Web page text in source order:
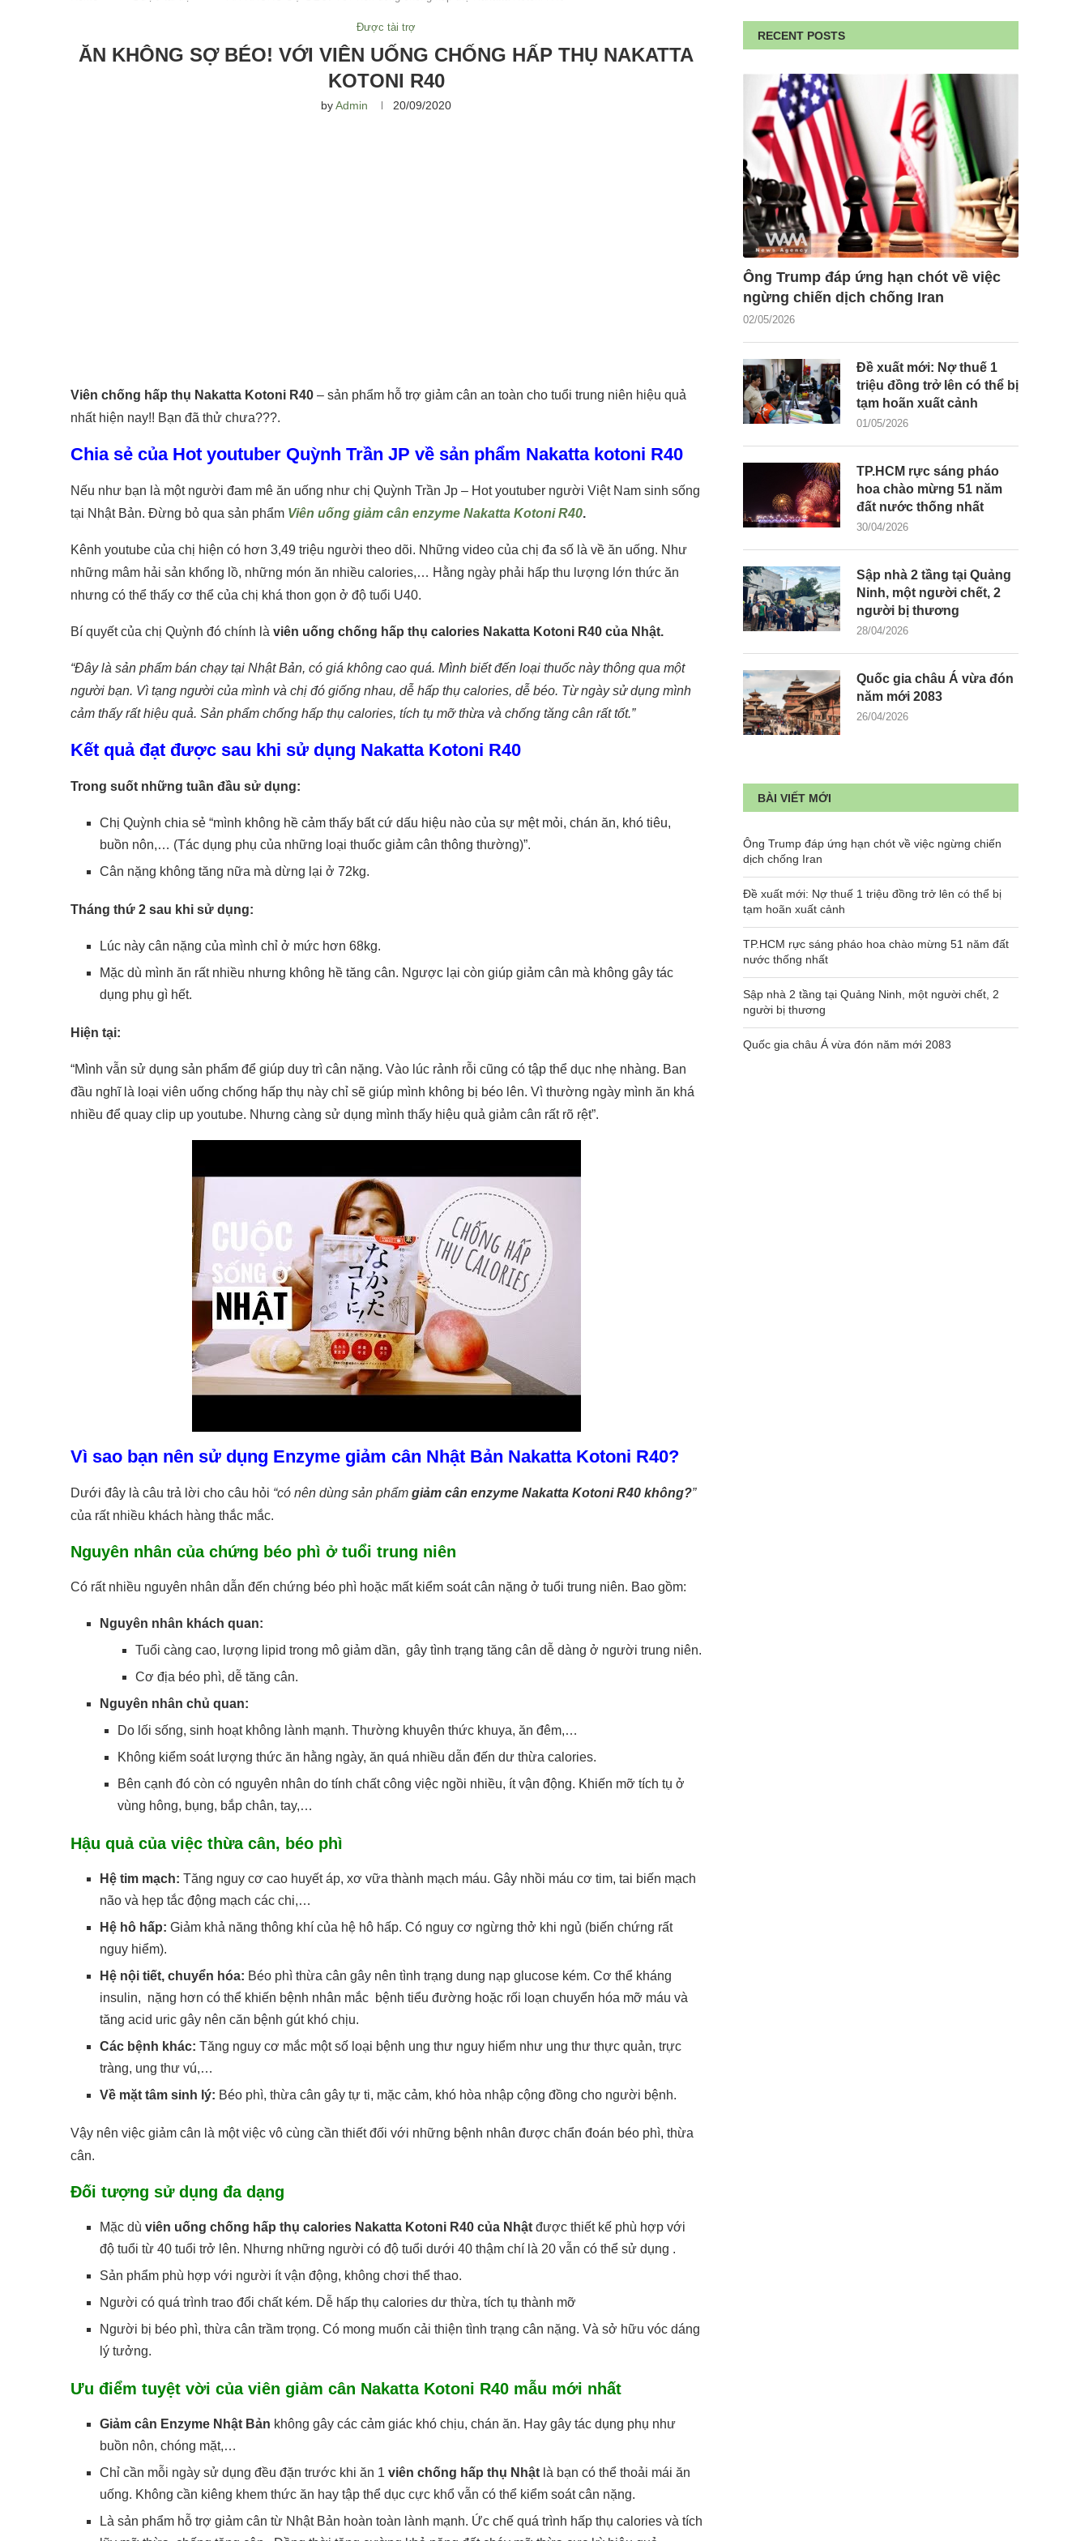
Được tài trợ
ĂN KHÔNG SỢ BÉO! VỚI VIÊN UỐNG CHỐNG HẤP THỤ NAKATTA
KOTONI R40
byAdmin 20/09/2020
Viên chống hấp thụ Nakatta Kotoni R40 – sản phẩm hỗ trợ giảm cân an toàn cho tuổi trung niên hiệu quả
nhất hiện nay!! Bạn đã thử chưa???.
Chia sẻ của Hot youtuber Quỳnh Trần JP về sản phẩm Nakatta kotoni R40
Nếu như bạn là một người đam mê ăn uống như chị Quỳnh Trần Jp – Hot youtuber người Việt Nam sinh sống
tại Nhật Bản. Đừng bỏ qua sản phẩm Viên uống giảm cân enzyme Nakatta Kotoni R40.
Kênh youtube của chị hiện có hơn 3,49 triệu người theo dõi. Những video của chị đa số là về ăn uống. Như
những mâm hải sản khổng lồ, những món ăn nhiều calories,… Hằng ngày phải hấp thu lượng lớn thức ăn
nhưng có thể thấy cơ thể của chị khá thon gọn ở độ tuổi U40.
Bí quyết của chị Quỳnh đó chính là viên uống chống hấp thụ calories Nakatta Kotoni R40 của Nhật.
“Đây là sản phẩm bán chạy tại Nhật Bản, có giá không cao quá. Mình biết đến loại thuốc này thông qua một
người bạn. Vì tạng người của mình và chị đó giống nhau, dễ hấp thụ calories, dễ béo. Từ ngày sử dụng mình
cảm thấy rất hiệu quả. Sản phẩm chống hấp thụ calories, tích tụ mỡ thừa và chống tăng cân rất tốt.”
Kết quả đạt được sau khi sử dụng Nakatta Kotoni R40
Trong suốt những tuần đầu sử dụng:
Chị Quỳnh chia sẻ “mình không hề cảm thấy bất cứ dấu hiệu nào của sự mệt mỏi, chán ăn, khó tiêu,
buồn nôn,… (Tác dụng phụ của những loại thuốc giảm cân thông thường)”.
Cân nặng không tăng nữa mà dừng lại ở 72kg.
Tháng thứ 2 sau khi sử dụng:
Lúc này cân nặng của mình chỉ ở mức hơn 68kg.
Mặc dù mình ăn rất nhiều nhưng không hề tăng cân. Ngược lại còn giúp giảm cân mà không gây tác
dụng phụ gì hết.
Hiện tại:
“Mình vẫn sử dụng sản phẩm để giúp duy trì cân nặng. Vào lúc rảnh rỗi cũng có tập thể dục nhẹ nhàng. Ban
đầu nghĩ là loại viên uống chống hấp thụ này chỉ sẽ giúp mình không bị béo lên. Vì thường ngày mình ăn khá
nhiều để quay clip up youtube. Nhưng càng sử dụng mình thấy hiệu quả giảm cân rất rõ rệt”.
Vì sao bạn nên sử dụng Enzyme giảm cân Nhật Bản Nakatta Kotoni R40?
Dưới đây là câu trả lời cho câu hỏi “có nên dùng sản phẩm giảm cân enzyme Nakatta Kotoni R40 không?”
của rất nhiều khách hàng thắc mắc.
Nguyên nhân của chứng béo phì ở tuổi trung niên
Có rất nhiều nguyên nhân dẫn đến chứng béo phì hoặc mất kiểm soát cân nặng ở tuổi trung niên. Bao gồm:
Nguyên nhân khách quan:
Tuổi càng cao, lượng lipid trong mô giảm dần, gây tình trạng tăng cân dễ dàng ở người trung niên.
Cơ địa béo phì, dễ tăng cân.
Nguyên nhân chủ quan:
Do lối sống, sinh hoạt không lành mạnh. Thường khuyên thức khuya, ăn đêm,…
Không kiểm soát lượng thức ăn hằng ngày, ăn quá nhiều dẫn đến dư thừa calories.
Bên cạnh đó còn có nguyên nhân do tính chất công việc ngồi nhiều, ít vận động. Khiến mỡ tích tụ ở
vùng hông, bụng, bắp chân, tay,…
Hậu quả của việc thừa cân, béo phì
Hệ tim mạch: Tăng nguy cơ cao huyết áp, xơ vữa thành mạch máu. Gây nhồi máu cơ tim, tai biến mạch
não và hẹp tắc động mạch các chi,…
Hệ hô hấp: Giảm khả năng thông khí của hệ hô hấp. Có nguy cơ ngừng thở khi ngủ (biến chứng rất
nguy hiểm).
Hệ nội tiết, chuyển hóa: Béo phì thừa cân gây nên tình trạng dung nạp glucose kém. Cơ thể kháng
insulin, nặng hơn có thể khiến bệnh nhân mắc bệnh tiểu đường hoặc rối loạn chuyển hóa mỡ máu và
tăng acid uric gây nên căn bệnh gút khó chịu.
Các bệnh khác: Tăng nguy cơ mắc một số loại bệnh ung thư nguy hiểm như ung thư thực quản, trực
tràng, ung thư vú,…
Về mặt tâm sinh lý: Béo phì, thừa cân gây tự ti, mặc cảm, khó hòa nhập cộng đồng cho người bệnh.
Vậy nên việc giảm cân là một việc vô cùng cần thiết đối với những bệnh nhân được chẩn đoán béo phì, thừa
cân.
Đối tượng sử dụng đa dạng
Mặc dù viên uống chống hấp thụ calories Nakatta Kotoni R40 của Nhật được thiết kế phù hợp với
độ tuổi từ 40 tuổi trở lên. Nhưng những người có độ tuổi dưới 40 thậm chí là 20 vẫn có thể sử dụng .
Sản phẩm phù hợp với người ít vận động, không chơi thể thao.
Người có quá trình trao đổi chất kém. Dễ hấp thụ calories dư thừa, tích tụ thành mỡ
Người bị béo phì, thừa cân trầm trọng. Có mong muốn cải thiện tình trạng cân nặng. Và sở hữu vóc dáng
lý tưởng.
Ưu điểm tuyệt vời của viên giảm cân Nakatta Kotoni R40 mẫu mới nhất
Giảm cân Enzyme Nhật Bản không gây các cảm giác khó chịu, chán ăn. Hay gây tác dụng phụ như
buồn nôn, chóng mặt,…
Chỉ cần mỗi ngày sử dụng đều đặn trước khi ăn 1 viên chống hấp thụ Nhật là bạn có thể thoải mái ăn
uống. Không cần kiêng khem thức ăn hay tập thể dục cực khổ vẫn có thể kiểm soát cân nặng.
Là sản phẩm hỗ trợ giảm cân từ Nhật Bản hoàn toàn lành mạnh. Ức chế quá trình hấp thụ calories và tích
RECENT POSTS
Ông Trump đáp ứng hạn chót về việc
ngừng chiến dịch chống Iran
02/05/2026
Đề xuất mới: Nợ thuế 1
triệu đồng trở lên có thể bị
tạm hoãn xuất cảnh
01/05/2026
TP.HCM rực sáng pháo
hoa chào mừng 51 năm
đất nước thống nhất
30/04/2026
Sập nhà 2 tầng tại Quảng
Ninh, một người chết, 2
người bị thương
28/04/2026
Quốc gia châu Á vừa đón
năm mới 2083
26/04/2026
BÀI VIẾT MỚI
Ông Trump đáp ứng hạn chót về việc ngừng chiến
dịch chống Iran
Đề xuất mới: Nợ thuế 1 triệu đồng trở lên có thể bị
tạm hoãn xuất cảnh
TP.HCM rực sáng pháo hoa chào mừng 51 năm đất
nước thống nhất
Sập nhà 2 tầng tại Quảng Ninh, một người chết, 2
người bị thương
Quốc gia châu Á vừa đón năm mới 2083